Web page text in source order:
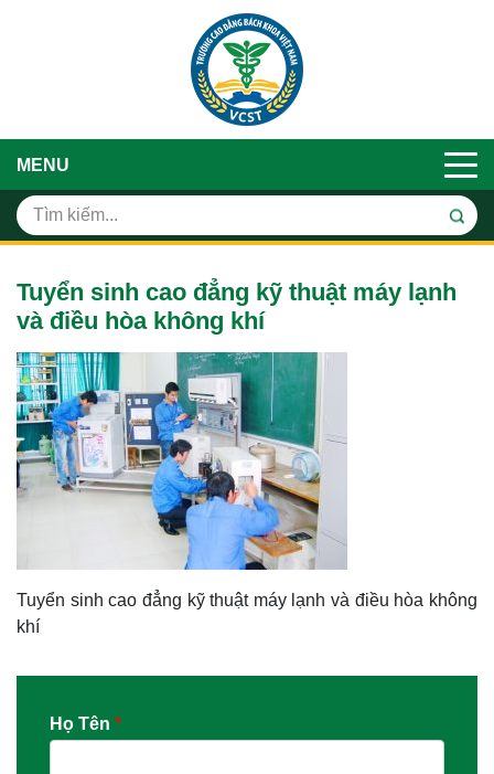
MENU
Tuyển sinh cao đẳng kỹ thuật máy lạnh
và điều hòa không khí
Tuyển sinh cao đẳng kỹ thuật máy lạnh và điều hòa không
khí
Họ Tên *